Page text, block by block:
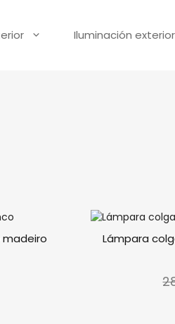
Iluminación exterior
madeiro
Lámpara